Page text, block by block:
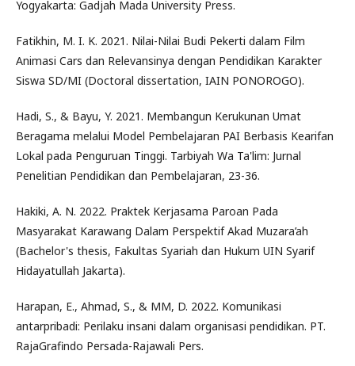
Yogyakarta: Gadjah Mada University Press.
Fatikhin, M. I. K. 2021. Nilai-Nilai Budi Pekerti dalam Film
Animasi Cars dan Relevansinya dengan Pendidikan Karakter
Siswa SD/MI (Doctoral dissertation, IAIN PONOROGO).
Hadi, S., & Bayu, Y. 2021. Membangun Kerukunan Umat
Beragama melalui Model Pembelajaran PAI Berbasis Kearifan
Lokal pada Penguruan Tinggi. Tarbiyah Wa Ta'lim: Jurnal
Penelitian Pendidikan dan Pembelajaran, 23-36.
Hakiki, A. N. 2022. Praktek Kerjasama Paroan Pada
Masyarakat Karawang Dalam Perspektif Akad Muzara’ah
(Bachelor's thesis, Fakultas Syariah dan Hukum UIN Syarif
Hidayatullah Jakarta).
Harapan, E., Ahmad, S., & MM, D. 2022. Komunikasi
antarpribadi: Perilaku insani dalam organisasi pendidikan. PT.
RajaGrafindo Persada-Rajawali Pers.